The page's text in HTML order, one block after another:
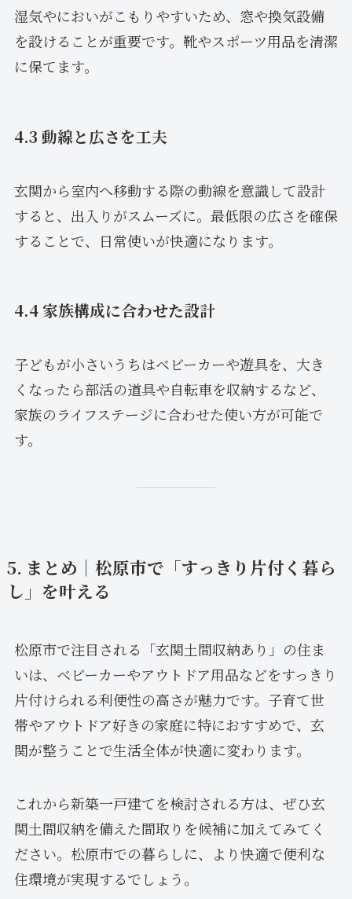
湿気やにおいがこもりやすいため、窓や換気設備
を設けることが重要です。靴やスポーツ用品を清潔
に保てます。
4.3 動線と広さを工夫
玄関から室内へ移動する際の動線を意識して設計
すると、出入りがスムーズに。最低限の広さを確保
することで、日常使いが快適になります。
4.4 家族構成に合わせた設計
子どもが小さいうちはベビーカーや遊具を、大き
くなったら部活の道具や自転車を収納するなど、
家族のライフステージに合わせた使い方が可能で
す。
5. まとめ｜松原市で「すっきり片付く暮ら
し」を叶える
松原市で注目される「玄関土間収納あり」の住ま
いは、ベビーカーやアウトドア用品などをすっきり
片付けられる利便性の高さが魅力です。子育て世
帯やアウトドア好きの家庭に特におすすめで、玄
関が整うことで生活全体が快適に変わります。
これから新築一戸建てを検討される方は、ぜひ玄
関土間収納を備えた間取りを候補に加えてみてく
ださい。松原市での暮らしに、より快適で便利な
住環境が実現するでしょう。